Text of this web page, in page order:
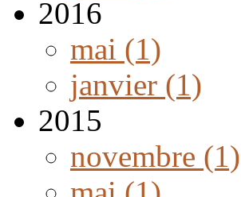
2016
mai (1)
janvier (1)
2015
novembre (1)